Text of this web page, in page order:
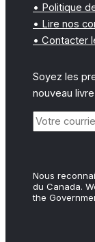
• Politique
• Lire nos
• Contacter
Soyez les
nouveau
Nous
du Canada.
the